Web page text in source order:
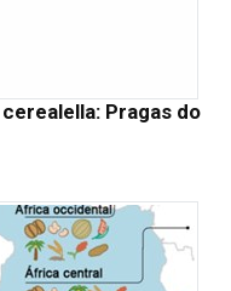
Pragas do